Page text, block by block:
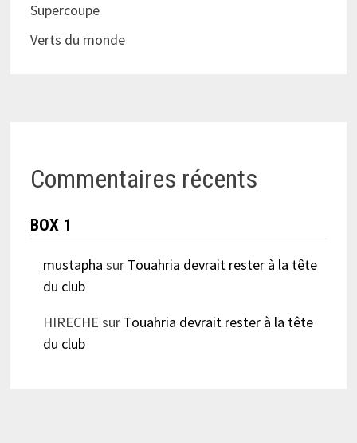
Supercoupe
Verts du monde
Commentaires récents
BOX 1
mustapha sur Touahria devrait rester à la tête
du club
HIRECHE sur Touahria devrait rester à la tête
du club